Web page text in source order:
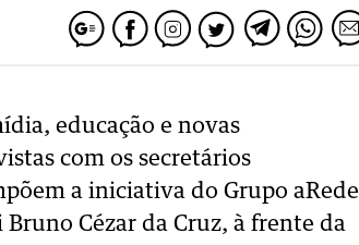
educação e novas
com os secretários
a iniciativa do Grupo aRede
Cézar da Cruz, à frente da